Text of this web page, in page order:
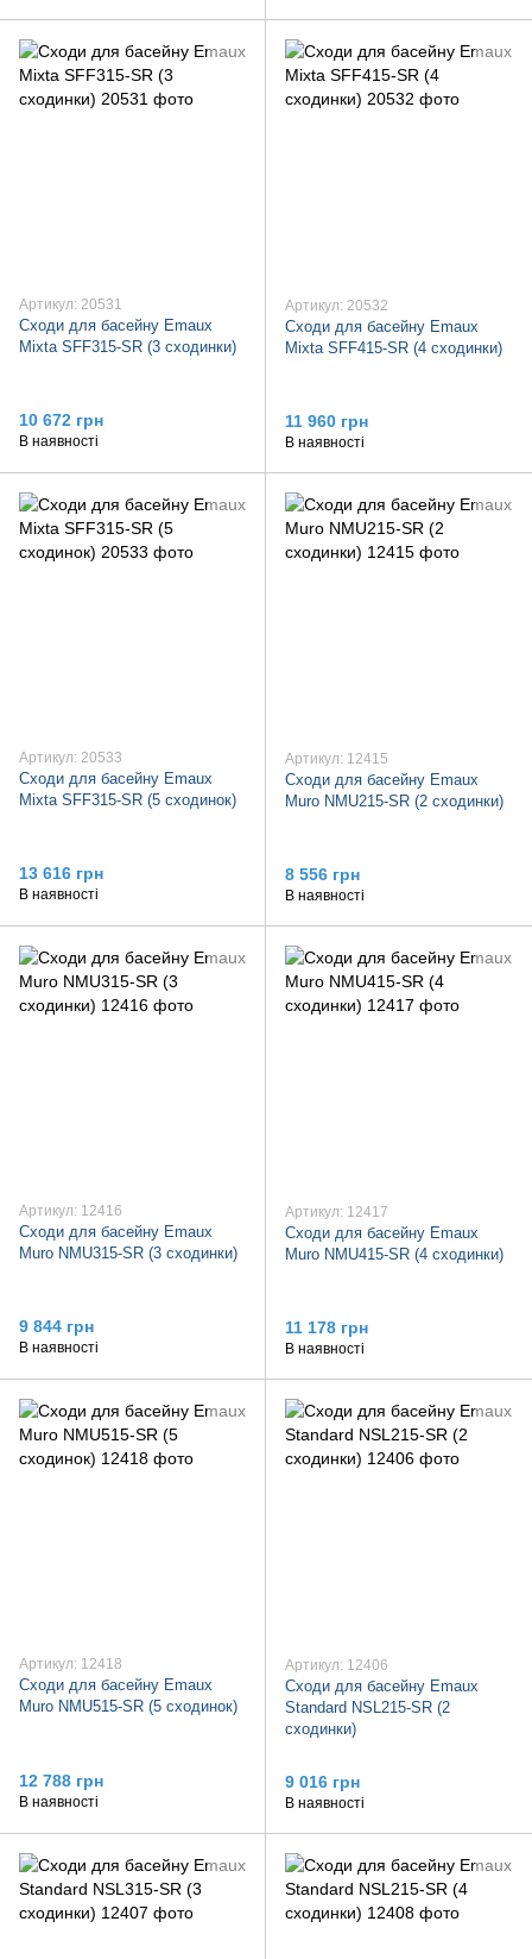
Артикул: 20531
Сходи для басейну Emaux
Mixta SFF315-SR (3 сходинки)
10 672 грн
В наявності
Артикул: 20532
Сходи для басейну Emaux
Mixta SFF415-SR (4 сходинки)
11 960 грн
В наявності
Артикул: 20533
Сходи для басейну Emaux
Mixta SFF315-SR (5 сходинок)
13 616 грн
В наявності
Артикул: 12415
Сходи для басейну Emaux
Muro NMU215-SR (2 сходинки)
8 556 грн
В наявності
Артикул: 12416
Сходи для басейну Emaux
Muro NMU315-SR (3 сходинки)
9 844 грн
В наявності
Артикул: 12417
Сходи для басейну Emaux
Muro NMU415-SR (4 сходинки)
11 178 грн
В наявності
Артикул: 12418
Сходи для басейну Emaux
Muro NMU515-SR (5 сходинок)
12 788 грн
В наявності
Артикул: 12406
Сходи для басейну Emaux
Standard NSL215-SR (2
сходинки)
9 016 грн
В наявності